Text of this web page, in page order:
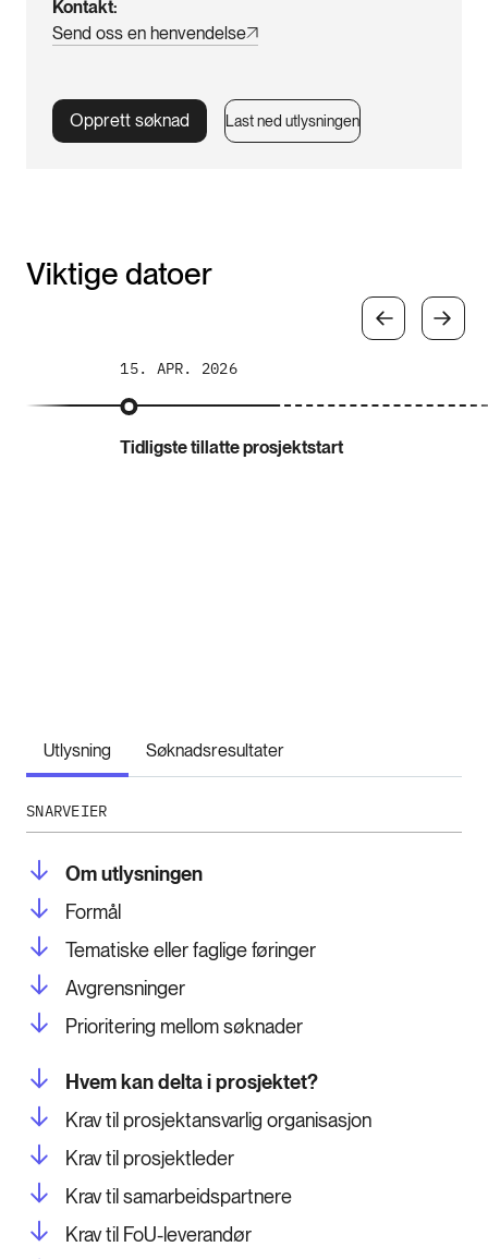
Kontakt
Send oss en henvendelse
Opprett søknad Last ned utlysningen
Viktige datoer
15. APR. 2026
Tidligste tillatte prosjektstart
Utlysning Søknadsresultater
SNARVEIER
Om utlysningen
Formål
Tematiske eller faglige føringer
Avgrensninger
Prioritering mellom søknader
Hvem kan delta i prosjektet?
Krav til prosjektansvarlig organisasjon
Krav til prosjektleder
Krav til samarbeidspartnere
Krav til FoU-leverandør